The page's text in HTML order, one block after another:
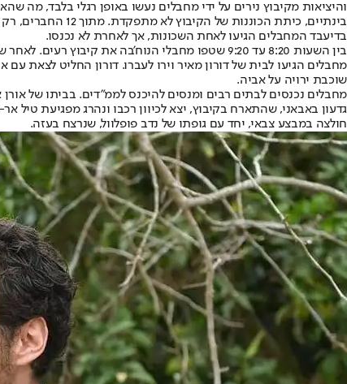
והיציאות מקיבוץ נירים על ידי מחבלים נעשו באופן רגלי בלבד, מה
בינתיים, כיתת
בדיעבד המחבלים הגיעו לאחת השכונות, אך לאחרת לא נכנסו.
בין השעות 8:20 עד 9:20 שטפו מחבלי הנוח'בה את קיבוץ רעים. לאחר שרועי פופלוול, בנה של חנה פרי, קיבל תמונה שלה כשמאחוריה מחבלים, הוא יצא לכיוון ביתה – ונרצח.
שוכבת ירויה על אביה.
מחבלים נכנסים לבתים רבים ומנסים להיכנס לממ"דים. בביתו של
גדעון באבאני, שהתארח בקיבוץ, יצא לכיוון רכבו ונהרג מפגיעת טיל
חולצה במבצע צבאי, יחד עם גופתו של נדב פופלוול, שנרצח בעזה.